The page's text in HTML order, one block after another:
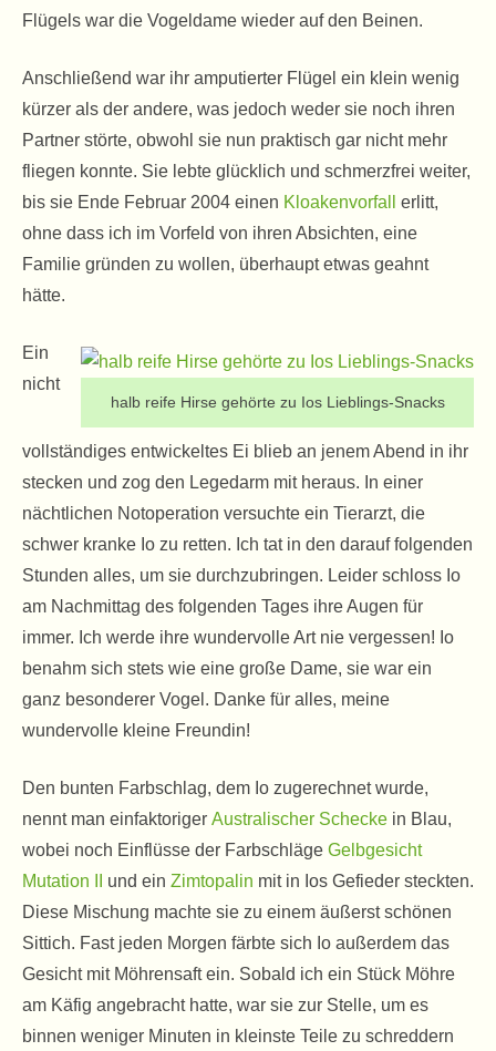
Flügels war die Vogeldame wieder auf den Beinen.
Anschließend war ihr amputierter Flügel ein klein wenig
kürzer als der andere, was jedoch weder sie noch ihren
Partner störte, obwohl sie nun praktisch gar nicht mehr
fliegen konnte. Sie lebte glücklich und schmerzfrei weiter,
bis sie Ende Februar 2004 einen Kloakenvorfall
erlitt,
ohne dass ich im Vorfeld von ihren Absichten, eine
Familie gründen zu wollen, überhaupt etwas geahnt
hätte.
halb reife Hirse gehörte zu Ios Lieblings-Snacks
Ein
nicht
vollständiges entwickeltes Ei blieb an jenem Abend in ihr
stecken und zog den Legedarm mit heraus. In einer
nächtlichen Notoperation versuchte ein Tierarzt, die
schwer kranke Io zu retten. Ich tat in den darauf folgenden
Stunden alles, um sie durchzubringen. Leider schloss Io
am Nachmittag des folgenden Tages ihre Augen für
immer. Ich werde ihre wundervolle Art nie vergessen! Io
benahm sich stets wie eine große Dame, sie war ein
ganz besonderer Vogel. Danke für alles, meine
wundervolle kleine Freundin!
Den bunten Farbschlag, dem Io zugerechnet wurde,
nennt man einfaktoriger Australischer Schecke in Blau,
wobei noch Einflüsse der Farbschläge Gelbgesicht
Mutation II
und ein Zimtopalin mit in Ios Gefieder steckten.
Diese Mischung machte sie zu einem äußerst schönen
Sittich. Fast jeden Morgen färbte sich Io außerdem das
Gesicht mit Möhrensaft ein. Sobald ich ein Stück Möhre
am Käfig angebracht hatte, war sie zur Stelle, um es
binnen weniger Minuten in kleinste Teile zu schreddern